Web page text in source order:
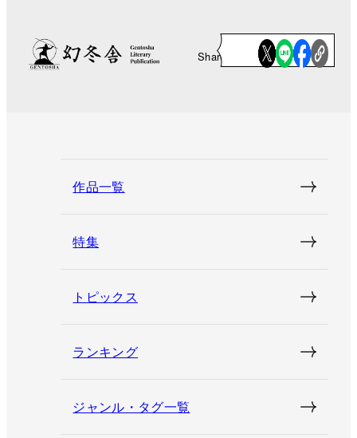
Share
作品一覧
特集
トピックス
ランキング
ジャンル・タグ一覧